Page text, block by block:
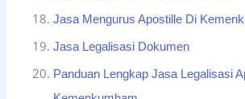
Jasa Mengurus Apostille Di
Jasa Legalisasi Dokumen
Panduan Lengkap Jasa Legalisasi